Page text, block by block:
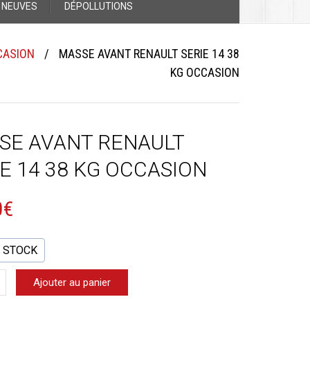
DÉPOLLUTIONS
/
MASSE AVANT RENAULT SERIE 14 38
KG OCCASION
AVANT RENAULT
14 38 KG OCCASION
€
STOCK
Ajouter au panier